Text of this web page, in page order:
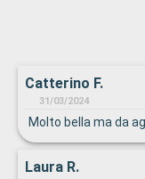
Catterino F.
31/03/2024
Molto bella ma da
Laura R.